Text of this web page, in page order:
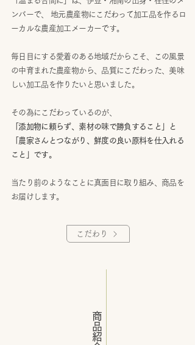
ンバーで、​ 地元農産物にこだわって加工品を作るロ
ーカルな農産加工メーカーです。​
毎日目にする愛着のある地域だからこそ、この風景
の中育まれた農産物から、​品質にこだわった、美味
しい加工品を作りたいと思いました。​
その為にこだわっているのが、​
「添加物に頼らず、素材の味で勝負すること」と​
「農家さんとつながり、鮮度の良い原料を仕入れる
こと」です。​
当たり前のようなことに真面目に取り組み、商品を
お届けします。
こだわり
商品紹介